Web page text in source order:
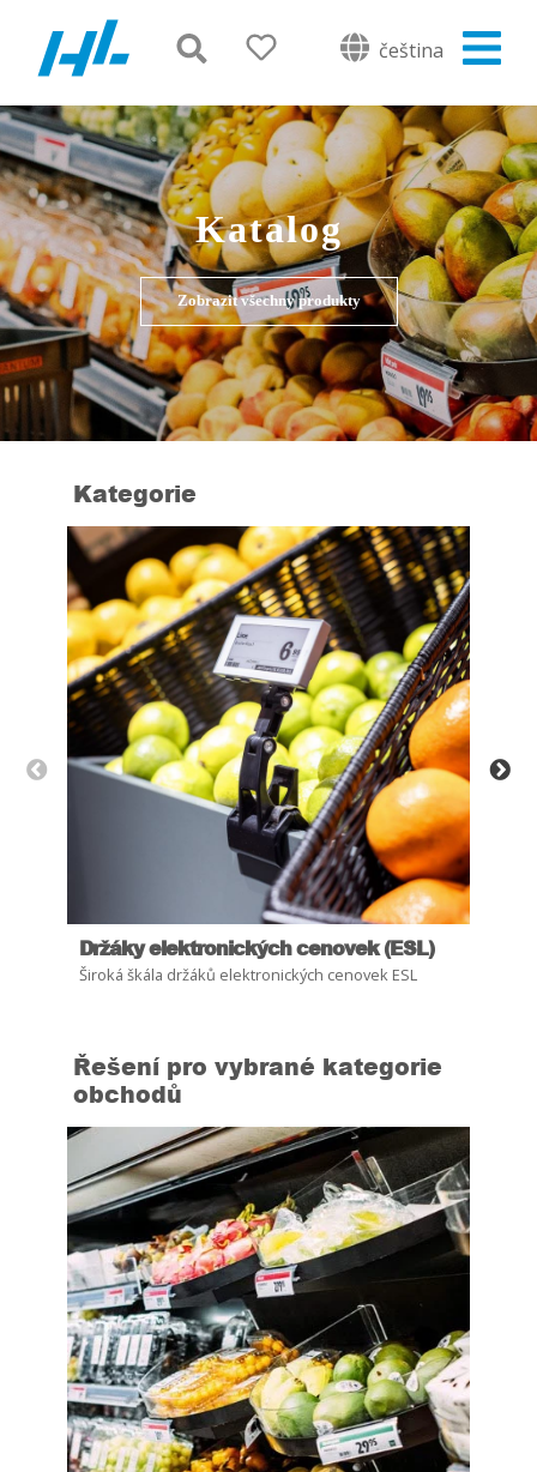
čeština
Katalog
Zobrazit všechny produkty
Kategorie
Držáky elektronických cenovek (ESL)
Široká škála držáků elektronických cenovek ESL
Řešení pro vybrané kategorie
obchodů